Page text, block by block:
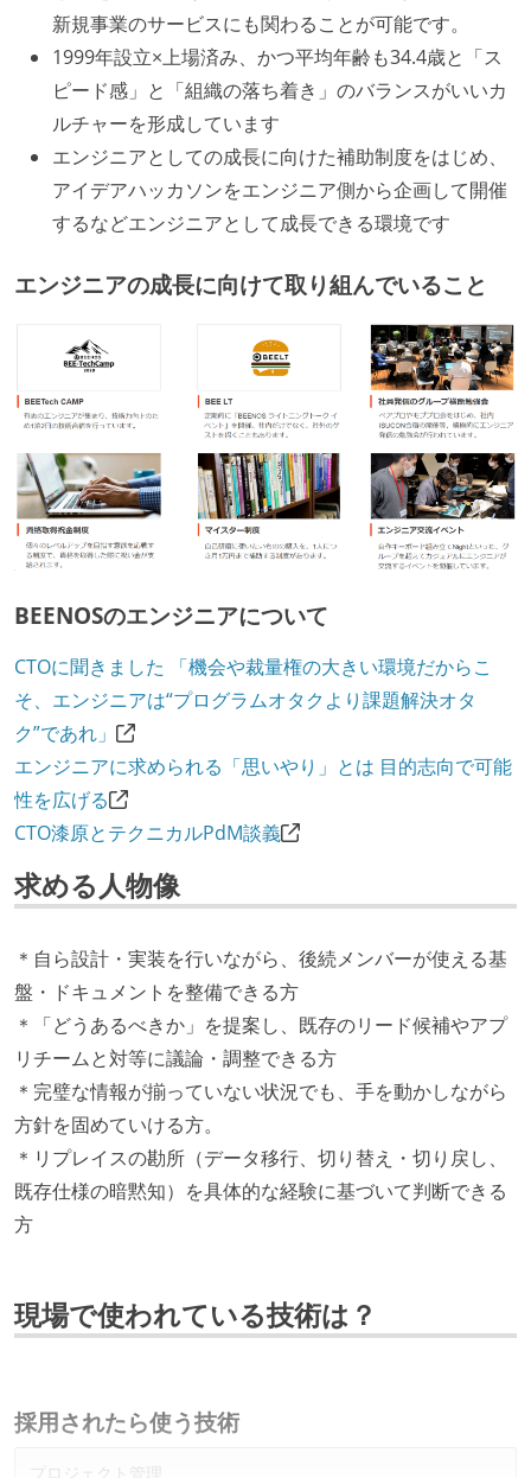
新規事業のサービスにも関わることが可能です。
1999年設立×上場済み、かつ平均年齢も34.4歳と「ス
ピード感」と「組織の落ち着き」のバランスがいいカ
ルチャーを形成しています
エンジニアとしての成長に向けた補助制度をはじめ、
アイデアハッカソンをエンジニア側から企画して開催
するなどエンジニアとして成長できる環境です
エンジニアの成長に向けて取り組んでいること
BEENOSのエンジニアについて
CTOに聞きました 「機会や裁量権の大きい環境だからこ
そ、エンジニアは“プログラムオタクより課題解決オタ
ク”であれ」
エンジニアに求められる「思いやり」とは 目的志向で可能
性を広げる
CTO漆原とテクニカルPdM談義
求める人物像
＊自ら設計・実装を行いながら、後続メンバーが使える基
盤・ドキュメントを整備できる方
＊「どうあるべきか」を提案し、既存のリード候補やアプ
リチームと対等に議論・調整できる方
＊完璧な情報が揃っていない状況でも、手を動かしながら
方針を固めていける方。
＊リプレイスの勘所（データ移行、切り替え・切り戻し、
既存仕様の暗黙知）を具体的な経験に基づいて判断できる
方
現場で使われている技術は？
採用されたら使う技術
プロジェクト管理